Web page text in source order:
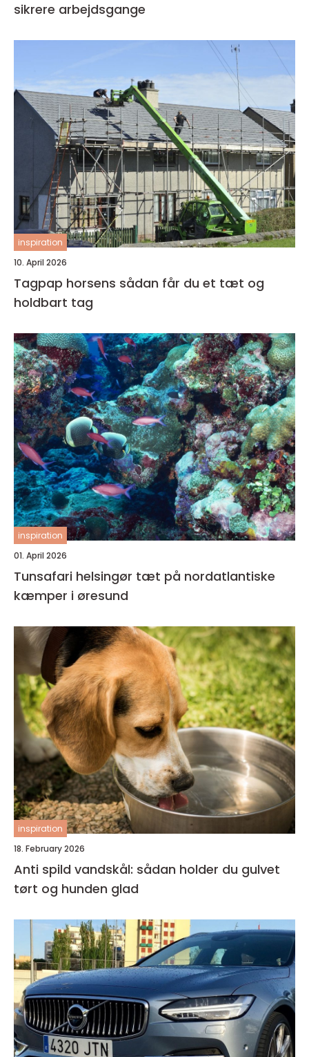
sikrere arbejdsgange
inspiration
10. April 2026
Tagpap horsens sådan får du et tæt og
holdbart tag
inspiration
01. April 2026
Tunsafari helsingør tæt på nordatlantiske
kæmper i øresund
inspiration
18. February 2026
Anti spild vandskål: sådan holder du gulvet
tørt og hunden glad